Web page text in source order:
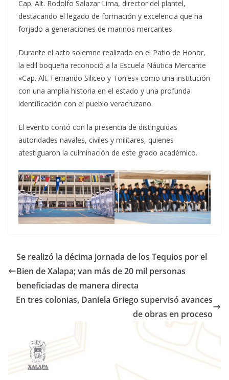
Cap. Alt. Rodolfo Salazar Lima, director del plantel,
destacando el legado de formación y excelencia que ha
forjado a generaciones de marinos mercantes.
Durante el acto solemne realizado en el Patio de Honor,
la edil boqueña reconoció a la Escuela Náutica Mercante
«Cap. Alt. Fernando Siliceo y Torres» como una institución
con una amplia historia en el estado y una profunda
identificación con el pueblo veracruzano.
El evento contó con la presencia de distinguidas
autoridades navales, civiles y militares, quienes
atestiguaron la culminación de este grado académico.
Se realizó la décima jornada de los Tequios por el
Bien de Xalapa; van más de 20 mil personas
beneficiadas de manera directa
En tres colonias, Daniela Griego supervisó avances
de obras en proceso